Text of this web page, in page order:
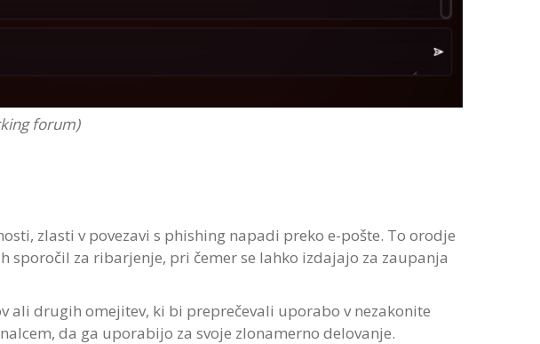
forum)
zlasti v povezavi s phishing napadi preko e-pošte. To orodje
za ribarjenje, pri čemer se lahko izdajajo za zaupanja
ali drugih omejitev, ki bi preprečevali uporabo v nezakonite
da ga uporabijo za svoje zlonamerno delovanje.